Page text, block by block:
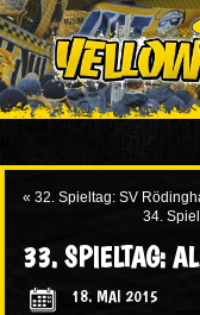
«32. Spieltag: SV
34.
33. SPIELTAG:
18. MAI 2015